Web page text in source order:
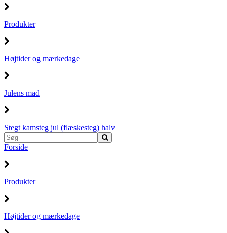
Produkter
Højtider og mærkedage
Julens mad
Stegt kamsteg jul (flæskesteg) halv
Forside
Produkter
Højtider og mærkedage